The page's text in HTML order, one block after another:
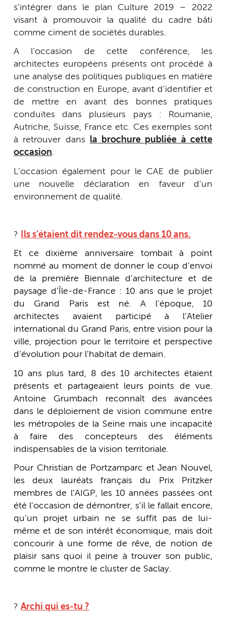
s’intégrer dans le plan Culture 2019 – 2022
visant à promouvoir la qualité du cadre bâti
comme ciment de sociétés durables.
A l’occasion de cette conférence, les
architectes européens présents ont procédé à
une analyse des politiques publiques en matière
de construction en Europe, avant d’identifier et
de mettre en avant des bonnes pratiques
conduites dans plusieurs pays : Roumanie,
Autriche, Suisse, France etc. Ces exemples sont
à retrouver dans la brochure publiée à cette
occasion.
L’occasion également pour le CAE de publier
une nouvelle déclaration en faveur d’un
environnement de qualité.
? Ils s’étaient dit rendez-vous dans 10 ans.
Et ce dixième anniversaire tombait à point
nommé au moment de donner le coup d’envoi
de la première Biennale d’architecture et de
paysage d’Île-de-France : 10 ans que le projet
du Grand Paris est né. A l’époque, 10
architectes avaient participé à l’Atelier
international du Grand Paris, entre vision pour la
ville, projection pour le territoire et perspective
d‘évolution pour l’habitat de demain.
10 ans plus tard, 8 des 10 architectes étaient
présents et partageaient leurs points de vue.
Antoine Grumbach reconnaît des avancées
dans le déploiement de vision commune entre
les métropoles de la Seine mais une incapacité
à faire des concepteurs des éléments
indispensables de la vision territoriale.
Pour Christian de Portzamparc et Jean Nouvel,
les deux lauréats français du Prix Pritzker
membres de l’AIGP, les 10 années passées ont
été l’occasion de démontrer, s’il le fallait encore,
qu’un projet urbain ne se suffit pas de lui-
même et de son intérêt économique, mais doit
concourir à une forme de rêve, de notion de
plaisir sans quoi il peine à trouver son public,
comme le montre le cluster de Saclay.
? Archi qui es-tu ?